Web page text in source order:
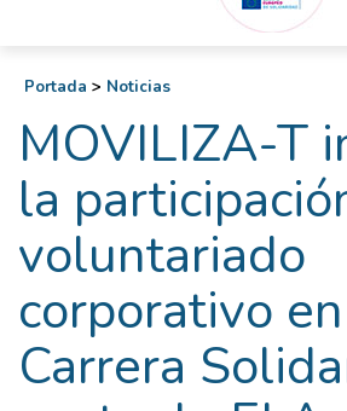
Portada > Noticias
MOVILIZA-T
la
voluntariado
corporativo
Carrera